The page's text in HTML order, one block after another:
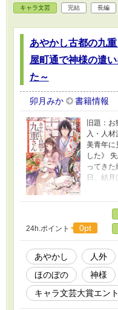
キャラ文芸 完結 長編
あやかし古都の九
屋町通で神様の遣
た～
卯月みか 書籍情報
旧題：
入・人
美青年に
した》
ってき
日、結
は、九
で働い
れ、結月
どその事
い悩め
子のゆ
24h.ポイント 0pt
あやかし 人外
ほのぼの
神様
キャラ文芸大賞エン